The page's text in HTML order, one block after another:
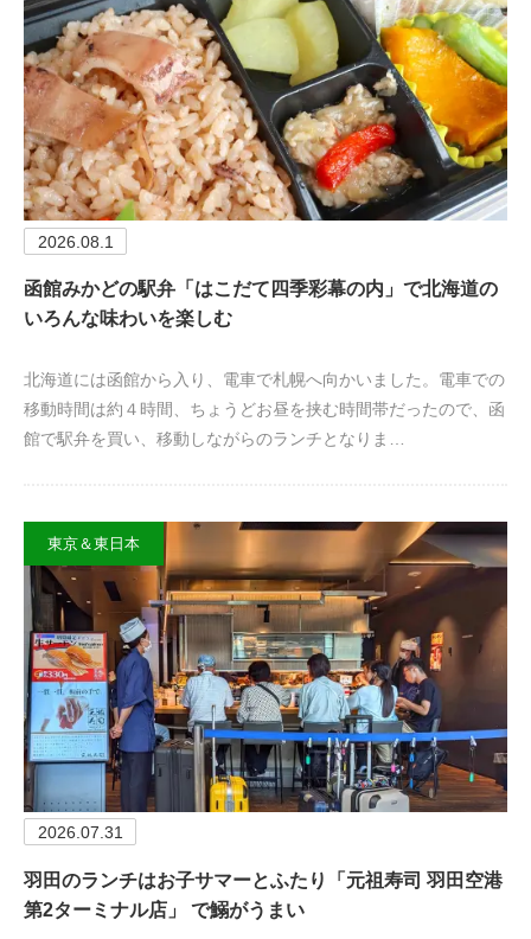
2026.08.1
函館みかどの駅弁「はこだて四季彩幕の内」で北海道の
いろんな味わいを楽しむ
北海道には函館から入り、電車で札幌へ向かいました。電車での
移動時間は約４時間、ちょうどお昼を挟む時間帯だったので、函
館で駅弁を買い、移動しながらのランチとなりま…
東京＆東日本
2026.07.31
羽田のランチはお子サマーとふたり「元祖寿司 羽田空港
第2ターミナル店」 で鰯がうまい